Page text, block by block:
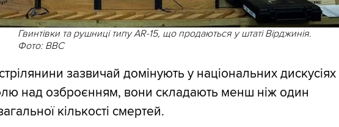
Гвинтівки та рушниці типу AR-15, що продаються у штаті Вірджинія.
Фото: BBC
зазвичай домінують у національних дискусіях
над озброєнням, вони складають менш ніж один
кількості смертей.